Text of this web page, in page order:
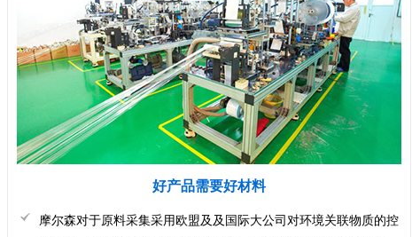
好产品需要好材料
摩尔森对于原料采集采用欧盟及及国际大公司对环境关联物质的控